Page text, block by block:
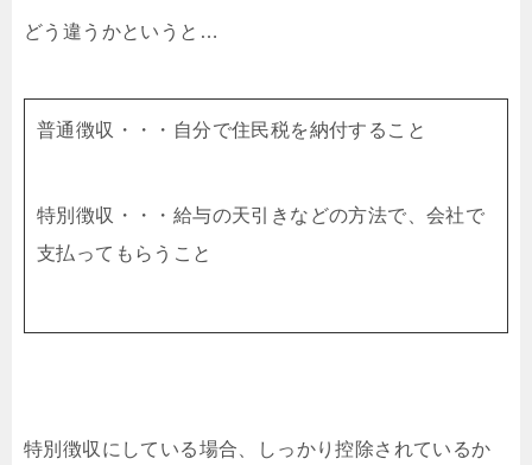
どう違うかというと…
普通徴収・・・自分で住民税を納付すること
特別徴収・・・給与の天引きなどの方法で、会社で
支払ってもらうこと
特別徴収にしている場合、しっかり控除されているか